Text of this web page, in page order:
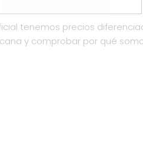
tenemos precios
y comprobar por qué